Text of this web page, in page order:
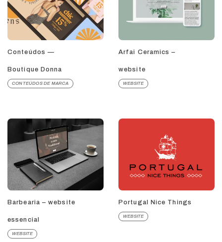
Conteúdos —
Boutique Donna
CONTEÚDOS DE MARCA
Arfai Ceramics –
website
WEBSITE
Barbearia – website
essencial
WEBSITE
Portugal Nice Things
WEBSITE